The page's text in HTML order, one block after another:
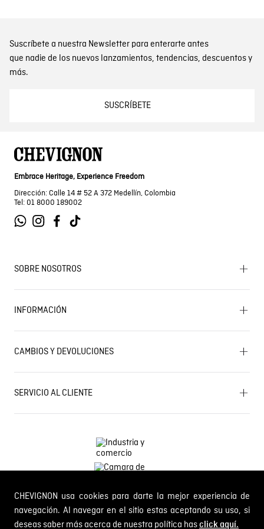
CHEVIGNON usa cookies para darte la mejor experiencia de
navegación. Al navegar en el sitio estas aceptando su uso, si
deseas saber más acerca de nuestra política hasclick aquí.
Suscríbete a nuestra Newsletter para enterarte antes
que nadie de los nuevos lanzamientos, tendencias, descuentos y
más.
SUSCRÍBETE
Embrace Heritage, Experience Freedom
Dirección: Calle 14 # 52 A 372 Medellín, Colombia
Tel: 01 8000 189002
SOBRE NOSOTROS
Encuentra tu tienda
Historia de la marca
Mapa del sitio
Próximos eventos
INFORMACIÓN
Términos y condiciones
Términos y condiciones de promociones
Política de Cookies
Política de Cambios y Devoluciones
CAMBIOS Y DEVOLUCIONES
Gestiona tu cambio o devolución
PQR y Otras solicitudes
Estado de mi PQR
SERVICIO AL CLIENTE
Comodin S.A.S. NIT: 800.069.933-6